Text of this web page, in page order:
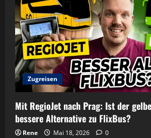
Zugreisen
Mit RegioJet nach Prag: Ist der
bessere Alternative zu FlixBus?
Rene Mai 18, 2026 0